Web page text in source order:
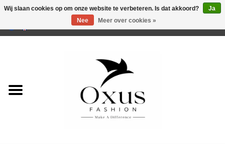
Wij slaan cookies op om onze website te verbeteren. Is dat akkoord?
Ja
Nee
Meer over cookies »